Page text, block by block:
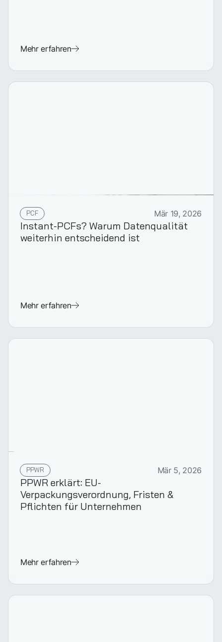
Mehr erfahren
PCF Mär 19, 2026
Instant-PCFs? Warum Datenqualität
weiterhin entscheidend ist
Mehr erfahren
PPWR Mär 5, 2026
PPWR erklärt: EU-
Verpackungsverordnung, Fristen &
Pflichten für Unternehmen
Mehr erfahren